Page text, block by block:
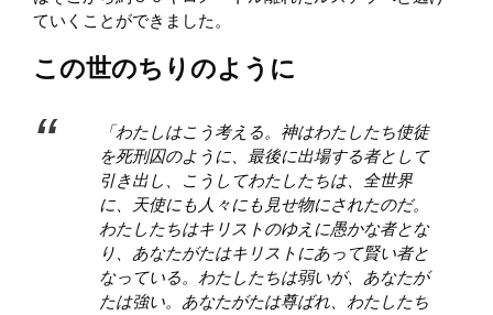
ていくことができました。
この世のちりのように
「わたしはこう考える。神はわたしたち使徒
を死刑囚のように、最後に出場する者として
引き出し、こうしてわたしたちは、全世界
に、天使にも人々にも見せ物にされたのだ。
わたしたちはキリストのゆえに愚かな者とな
り、あなたがたはキリストにあって賢い者と
なっている。わたしたちは弱いが、あなたが
たは強い。あなたがたは尊ばれ、わたしたち